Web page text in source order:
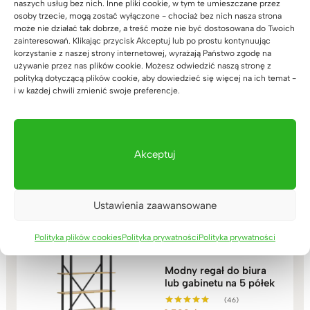
naszych usług bez nich. Inne pliki cookie, w tym te umieszczane przez
osoby trzecie, mogą zostać wyłączone - chociaż bez nich nasza strona
może nie działać tak dobrze, a treść może nie być dostosowana do Twoich
zainteresowań. Klikając przycisk Akceptuj lub po prostu kontynuując
korzystanie z naszej strony internetowej, wyrażają Państwo zgodę na
używanie przez nas plików cookie. Możesz odwiedzić naszą stronę z
polityką dotyczącą plików cookie, aby dowiedzieć się więcej na ich temat -
i w każdej chwili zmienić swoje preferencje.
Akceptuj
Ustawienia zaawansowane
Polityka plików cookiesPolityka prywatnościPolityka prywatności
5.00
na 5
Loft Office Plus Prawe
5.00
3.999
3.999zł
Modny regał do biura
lub gabinetu na 5 półek
(46)